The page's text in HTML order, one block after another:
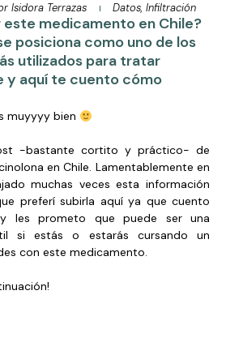
Isidora Terrazas Datos, Infiltración
medicamento en Chile?
posiciona como uno de los
utilizados para tratar
y aquí te cuento cómo
muyyyy bien
-bastante cortito y práctico- de
en Chile. Lamentablemente en
muchas veces esta información
preferí subirla aquí ya que cuento
les prometo que puede ser una
si estás o estarás cursando un
con este medicamento.